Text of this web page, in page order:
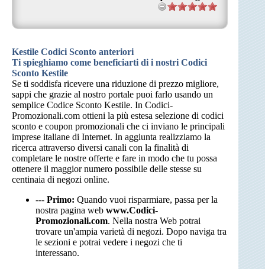
Kestile Codici Sconto anteriori
Ti spieghiamo come beneficiarti di i nostri Codici
Sconto Kestile
Se ti soddisfa ricevere una riduzione di prezzo migliore,
sappi che grazie al nostro portale puoi farlo usando un
semplice Codice Sconto Kestile. In Codici-
Promozionali.com ottieni la più estesa selezione di codici
sconto e coupon promozionali che ci inviano le principali
imprese italiane di Internet. In aggiunta realizziamo la
ricerca attraverso diversi canali con la finalità di
completare le nostre offerte e fare in modo che tu possa
ottenere il maggior numero possibile delle stesse su
centinaia di negozi online.
--- Primo: Quando vuoi risparmiare, passa per la
nostra pagina web www.Codici-
Promozionali.com. Nella nostra Web potrai
trovare un'ampia varietà di negozi. Dopo naviga tra
le sezioni e potrai vedere i negozi che ti
interessano.